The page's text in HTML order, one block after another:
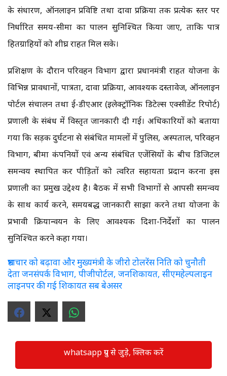
के संधारण, ऑनलाइन प्रविष्टि तथा दावा प्रक्रिया तक प्रत्येक स्तर पर
निर्धारित समय-सीमा का पालन सुनिश्चित किया जाए, ताकि पात्र
हितग्राहियों को शीघ्र राहत मिल सके।
प्रशिक्षण के दौरान परिवहन विभाग द्वारा प्रधानमंत्री राहत योजना के
विभिन्न प्रावधानों, पात्रता, दावा प्रक्रिया, आवश्यक दस्तावेज, ऑनलाइन
पोर्टल संचालन तथा ई-डीएआर (इलेक्ट्रॉनिक डिटेल्स एक्सीडेंट रिपोर्ट)
प्रणाली के संबंध में विस्तृत जानकारी दी गई। अधिकारियों को बताया
गया कि सड़क दुर्घटना से संबंधित मामलों में पुलिस, अस्पताल, परिवहन
विभाग, बीमा कंपनियों एवं अन्य संबंधित एजेंसियों के बीच डिजिटल
समन्वय स्थापित कर पीड़ितों को त्वरित सहायता प्रदान करना इस
प्रणाली का प्रमुख उद्देश्य है। बैठक में सभी विभागों से आपसी समन्वय
के साथ कार्य करने, समयबद्ध जानकारी साझा करने तथा योजना के
प्रभावी क्रियान्वयन के लिए आवश्यक दिशा-निर्देशों का पालन
सुनिश्चित करने कहा गया।
भ्रष्टाचार को बढ़ावा और मुख्यमंत्री के जीरो टोलरेंस निति को चुनौती
देता जनसंपर्क विभाग, पीजीपोर्टल, जनशिकायत, सीएमहेल्पलाइन
लाइनपर की गई शिकायत सब बेअसर
whatsapp ग्रुप से जुड़े, क्लिक करें